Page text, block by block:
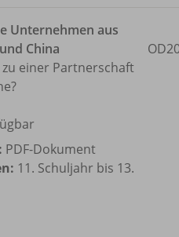
Unternehmen aus
China
einer Partnerschaft
PDF-Dokument
11. Schuljahr bis 13.